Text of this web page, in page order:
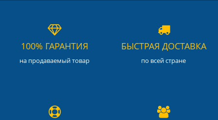
100% ГАРАНТИЯ
на продаваемый товар
БЫСТРАЯ ДОСТАВКА
по всей стране